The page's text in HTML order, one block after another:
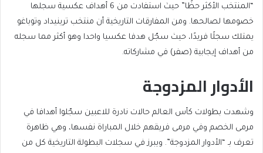
“المنتخب الأكثر حظًا” حيث استفادت من 6 أهداف عكسية سجلها
خصومها لصالحها. ومن المفارقات التاريخية أن منتخب ترينيداد وتوباغو
يمتلك سجلًا فريدًا، حيث سجّل هدفا عكسيا واحدا وهو أكثر مما سجله
من أهداف إيجابية (صفر) في مشاركاته.
الأدوار المزدوجة
وشهدت بطولات كأس العالم حالات نادرة للاعبين سجّلوا أهدافا في
مرمى الخصم وفي مرمى فريقهم خلال المباراة نفسها، وهي ظاهرة
تعرف بـ “الأدوار المزدوجة”. ويبرز في سجلات البطولة التاريخية كل من